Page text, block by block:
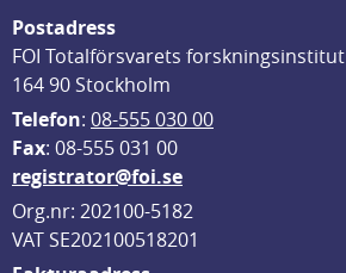
Postadress
FOI Totalförsvarets forskningsinstitut
164 90 Stockholm
Telefon: 08-555 030 00
Fax: 08-555 031 00
registrator@foi.se
Org.nr: 202100-5182
VAT SE202100518201